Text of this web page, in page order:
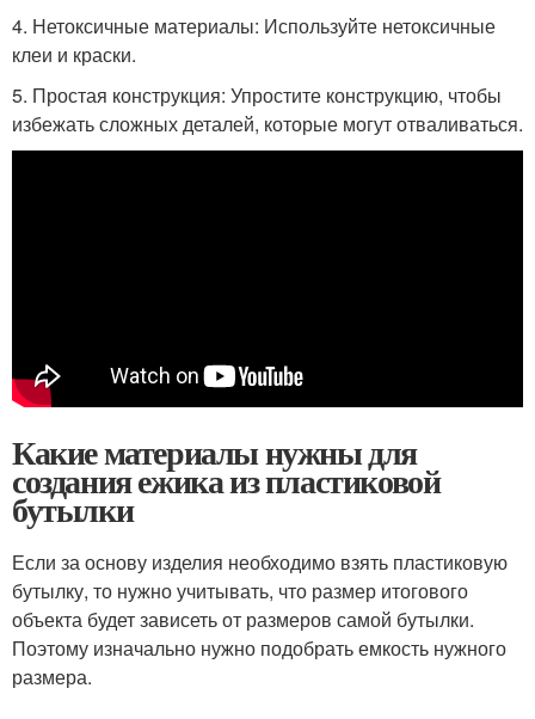
4. Нетоксичные материалы: Используйте нетоксичные
клеи и краски.
5. Простая конструкция: Упростите конструкцию, чтобы
избежать сложных деталей, которые могут отваливаться.
Какие материалы нужны для
создания ежика из пластиковой
бутылки
Если за основу изделия необходимо взять пластиковую
бутылку, то нужно учитывать, что размер итогового
объекта будет зависеть от размеров самой бутылки.
Поэтому изначально нужно подобрать емкость нужного
размера.